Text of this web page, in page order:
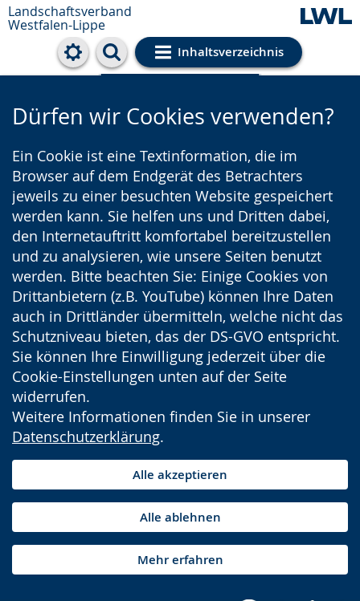
Landschaftsverband
Westfalen-Lippe
Inhaltsverzeichnis
Cookie-Einstellungen
Dürfen wir Cookies verwenden?
Ein Cookie ist eine Textinformation, die im
Browser auf dem Endgerät des Betrachters
jeweils zu einer besuchten Website gespeichert
werden kann. Sie helfen uns und Dritten dabei,
den Internetauftritt komfortabel bereitzustellen
und zu analysieren, wie unsere Seiten benutzt
werden. Bitte beachten Sie: Einige Cookies von
Drittanbietern (z.B. YouTube) können Ihre Daten
auch in Drittländer übermitteln, welche nicht das
Schutzniveau bieten, das der DS-GVO entspricht.
Sie können Ihre Einwilligung jederzeit über die
Cookie-Einstellungen unten auf der Seite
widerrufen.
Weitere Informationen finden Sie in unserer
Datenschutzerklärung.
Alle akzeptieren
Alle ablehnen
Mehr erfahren